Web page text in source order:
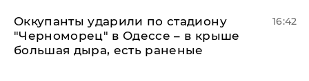
Оккупанты ударили по стадиону
"Черноморец" в Одессе – в крыше
большая дыра, есть раненые
16:42